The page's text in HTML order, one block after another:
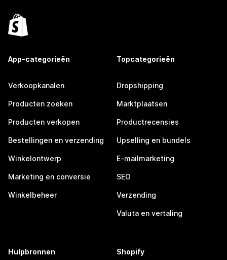
App-categorieën
Verkoopkanalen
Producten zoeken
Producten verkopen
Bestellingen en verzending
Winkelontwerp
Marketing en conversie
Winkelbeheer
Topcategorieën
Dropshipping
Marktplaatsen
Productrecensies
Upselling en bundels
E-mailmarketing
SEO
Verzending
Valuta en vertaling
Hulpbronnen Shopify